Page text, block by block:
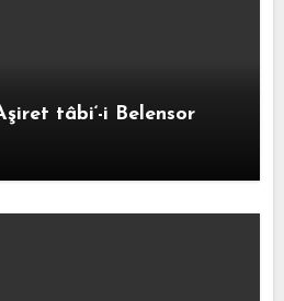
tâbi‘-i Belensor